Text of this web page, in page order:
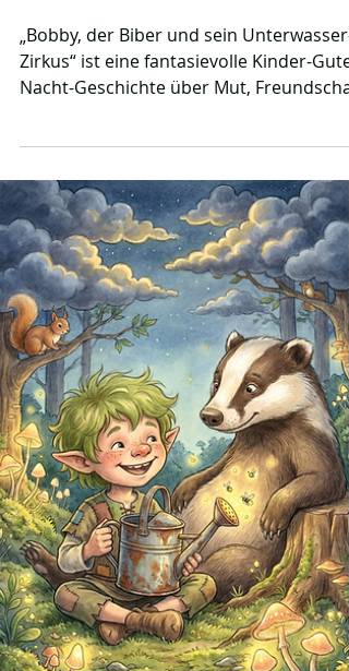
Unterwasser-Zirkus -
Kinder-Gute-Nacht-
„Bobby, der Biber und sein Unterwasser-
Zirkus“ ist eine fantasievolle Kinder-Gute-
Nacht-Geschichte über Mut,
und große Träume. Begleite Bobby und
seine tierischen Freunde bei einem
zauberhaften Zirkus-Abenteuer tief unter
der Wasseroberfläche.